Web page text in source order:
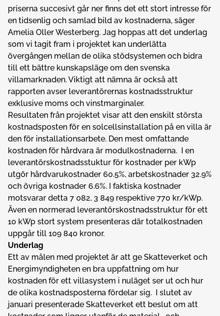
priserna succesivt går ner finns det ett stort intresse för
en tidsenlig och samlad bild av kostnaderna, säger
Amelia Oller Westerberg. Jag hoppas att det underlag
som vi tagit fram i projektet kan underlätta
övergången mellan de olika stödsystemen och bidra
till ett bättre kunskapsläge om den svenska
villamarknaden. Viktigt att nämna är också att
rapporten avser leverantörernas kostnadsstruktur
exklusive moms och vinstmarginaler.
Resultaten från projektet visar att den enskilt största
kostnadsposten för en solcellsinstallation på en villa är
den för installationsarbete. Den mest omfattande
kostnaden för hårdvara är modulkostnaderna. I en
leverantörskostnadsstuktur för kostnader per kWp
utgör hårdvarukostnader 60.5%, arbetskostnader 32.9%
och övriga kostnader 6.6%. I faktiska kostnader
motsvarar detta 7 082, 3 849 respektive 770 kr/kWp.
Även en normerad leverantörskostnadsstruktur för ett
10 kWp stort system presenteras där totalkostnaden
uppgår till 109 840 kronor.
Underlag
Ett av målen med projektet är att ge Skatteverket och
Energimyndigheten en bra uppfattning om hur
kostnaden för ett villasystem i nuläget ser ut och hur
de olika kostnadsposterna fördelar sig. I slutet av
januari presenterade Skatteverket ett beslut om att